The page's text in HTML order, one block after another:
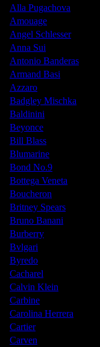
Alla Pugachova
Amouage
Angel Schlesser
Anna Sui
Antonio Banderas
Armand Basi
Azzaro
Badgley Mischka
Baldinini
Beyonce
Bill Blass
Blumarine
Bond No.9
Bottega Veneta
Boucheron
Britney Spears
Bruno Banani
Burberry
Bvlgari
Byredo
Cacharel
Calvin Klein
Carbine
Carolina Herrera
Cartier
Carven